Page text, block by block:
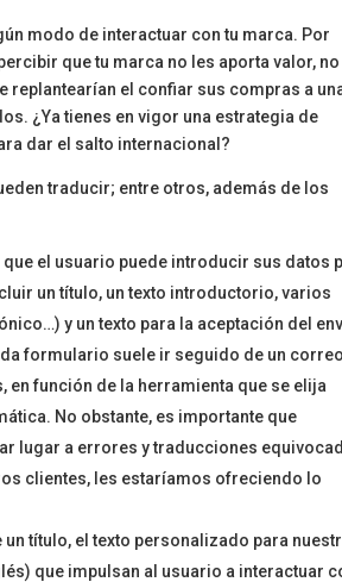
modo de interactuar con tu marca. Por
que tu marca no les aporta valor, no
replantearían el confiar sus compras a
¿Ya tienes en vigor una estrategia de
dar el salto internacional?
traducir; entre otros, además de los
el usuario puede introducir sus datos
un título, un texto introductorio, varios
y un texto para la aceptación del
formulario suele ir seguido de un correo
función de la herramienta que se elija
No obstante, es importante que
lugar a errores y traducciones
clientes, les estaríamos ofreciendo lo
título, el texto personalizado para
que impulsan al usuario a interactuar